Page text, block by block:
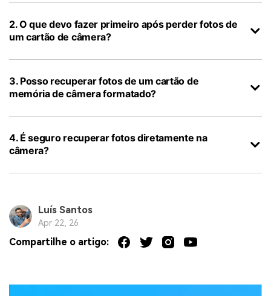
2. O que devo fazer primeiro após perder fotos de
um cartão de câmera?
3. Posso recuperar fotos de um cartão de
memória de câmera formatado?
4. É seguro recuperar fotos diretamente na
câmera?
Luís Santos
Apr 22, 26
Compartilhe o artigo: